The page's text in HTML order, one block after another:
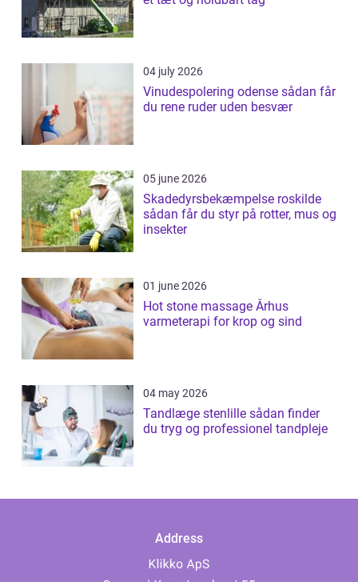
04 july 2026
Vinudespolering odense sådan får
du rene ruder uden besvær
05 june 2026
Skadedyrsbekæmpelse roskilde
sådan får du styr på rotter, mus og
insekter
01 june 2026
Hot stone massage Århus
varmeterapi for krop og sind
04 may 2026
Tandlæge stenlille sådan finder
du tryg og professionel tandpleje
Address